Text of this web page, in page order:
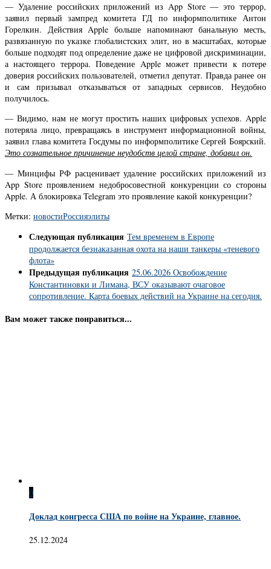
— Удаление российских приложений из App Store — это террор,
заявил первый зампред комитета ГД по информполитике Антон
Горелкин. Действия Apple больше напоминают банальную месть,
развязанную по указке глобалистских элит, но в масштабах, которые
больше подходят под определение даже не цифровой дискриминации,
а настоящего террора. Поведение Apple может привести к потере
доверия российских пользователей, отметил депутат. Правда ранее он
и сам призывал отказываться от западных сервисов. Неудобно
получилось.
— Видимо, нам не могут простить наших цифровых успехов. Apple
потеряла лицо, превращаясь в инструмент информационной войны,
заявил глава комитета Госдумы по информполитике Сергей Боярский.
Это сознательное причинение неудобств целой стране, добавил он.
— Минцифы РФ расценивает удаление российских приложений из
App Store проявлением недобросовестной конкуренции со стороны
Apple. А блокировка Telegram это проявление какой конкуренции?
Метки: новостиРоссияэлиты
Следующая публикация Тем временем в Европе
продолжается безнаказанная охота на наши танкеры «теневого
флота»
Предыдущая публикация 25.06.2026 Освобождение
Константиновки и Лимана, ВСУ оказывают очаговое
сопротивление. Карта боевых действий на Украине на сегодня.
Вам может также понравиться...
0
Доклад конгресса США по войне на Украине, главное.
25.12.2024